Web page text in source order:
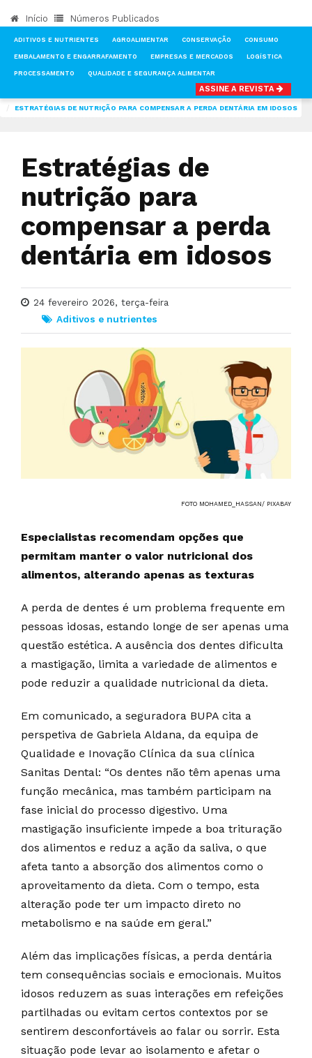
Início Números Publicados
ADITIVOS E NUTRIENTES AGROALIMENTAR CONSERVAÇÃO CONSUMO
EMBALAMENTO E ENGARRAFAMENTO EMPRESAS E MERCADOS LOGÍSTICA
PROCESSAMENTO QUALIDADE E SEGURANÇA ALIMENTAR
ASSINE A REVISTA
ESTRATÉGIAS DE NUTRIÇÃO PARA COMPENSAR A PERDA DENTÁRIA EM IDOSOS
Estratégias de
nutrição para
compensar a perda
dentária em idosos
24 fevereiro 2026, terça-feira
Aditivos e nutrientes
FOTO MOHAMED_HASSAN/ PIXABAY
Especialistas recomendam opções que
permitam manter o valor nutricional dos
alimentos, alterando apenas as texturas
A perda de dentes é um problema frequente em
pessoas idosas, estando longe de ser apenas uma
questão estética. A ausência dos dentes dificulta
a mastigação, limita a variedade de alimentos e
pode reduzir a qualidade nutricional da dieta.
Em comunicado, a seguradora BUPA cita a
perspetiva de Gabriela Aldana, da equipa de
Qualidade e Inovação Clínica da sua clínica
Sanitas Dental: “Os dentes não têm apenas uma
função mecânica, mas também participam na
fase inicial do processo digestivo. Uma
mastigação insuficiente impede a boa trituração
dos alimentos e reduz a ação da saliva, o que
afeta tanto a absorção dos alimentos como o
aproveitamento da dieta. Com o tempo, esta
alteração pode ter um impacto direto no
metabolismo e na saúde em geral.”
Além das implicações físicas, a perda dentária
tem consequências sociais e emocionais. Muitos
idosos reduzem as suas interações em refeições
partilhadas ou evitam certos contextos por se
sentirem desconfortáveis ao falar ou sorrir. Esta
situação pode levar ao isolamento e afetar o